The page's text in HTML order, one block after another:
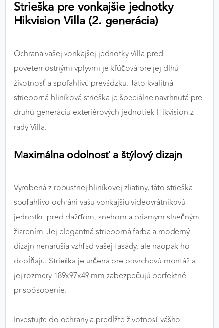
Strieška pre vonkajšie jednotky
Hikvision Villa (2. generácia)
Ochrana vašej vonkajšej jednotky Villa pred
poveternostnými vplyvmi je kľúčová pre jej dlhú
životnosť a spoľahlivú prevádzku. Táto kvalitná
strieborná hliníková strieška je špeciálne navrhnutá pre
druhú generáciu exteriérových jednotiek Hikvision z
rady Villa.
Maximálna odolnosť a štýlový dizajn
Vyrobená z robustnej hliníkovej zliatiny, táto strieška
spoľahlivo ochráni vašu vonkajšiu videovrátnikovú
jednotku pred dažďom, snehom a priamym slnečným
žiarením. Jej elegantná strieborná farba a moderný
dizajn nenarušia vzhľad vašej fasády, ale naopak ho
dopĺňajú. Strieška je určená pre povrchovú montáž a
jej rozmery 189x97x49 mm zabezpečujú perfektné
prispôsobenie.
Investujte do ochrany a predĺžte životnosť vášho
výkon a funkčnosť našich stránok.
Poskytovateľ: Google
MARKETINGOVÉ COOKIES
správania používateľov naprieč webovými
stránkami. Umožňujú nám a našim partnerom
našom webe aj v reklamných sieťach tretích strán.